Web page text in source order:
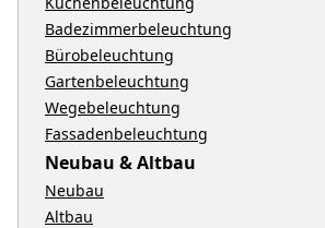
Badezimmerbeleuchtung
Bürobeleuchtung
Gartenbeleuchtung
Wegebeleuchtung
Fassadenbeleuchtung
Neubau & Altbau
Neubau
Altbau